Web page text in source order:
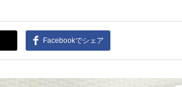
Facebookでシェア